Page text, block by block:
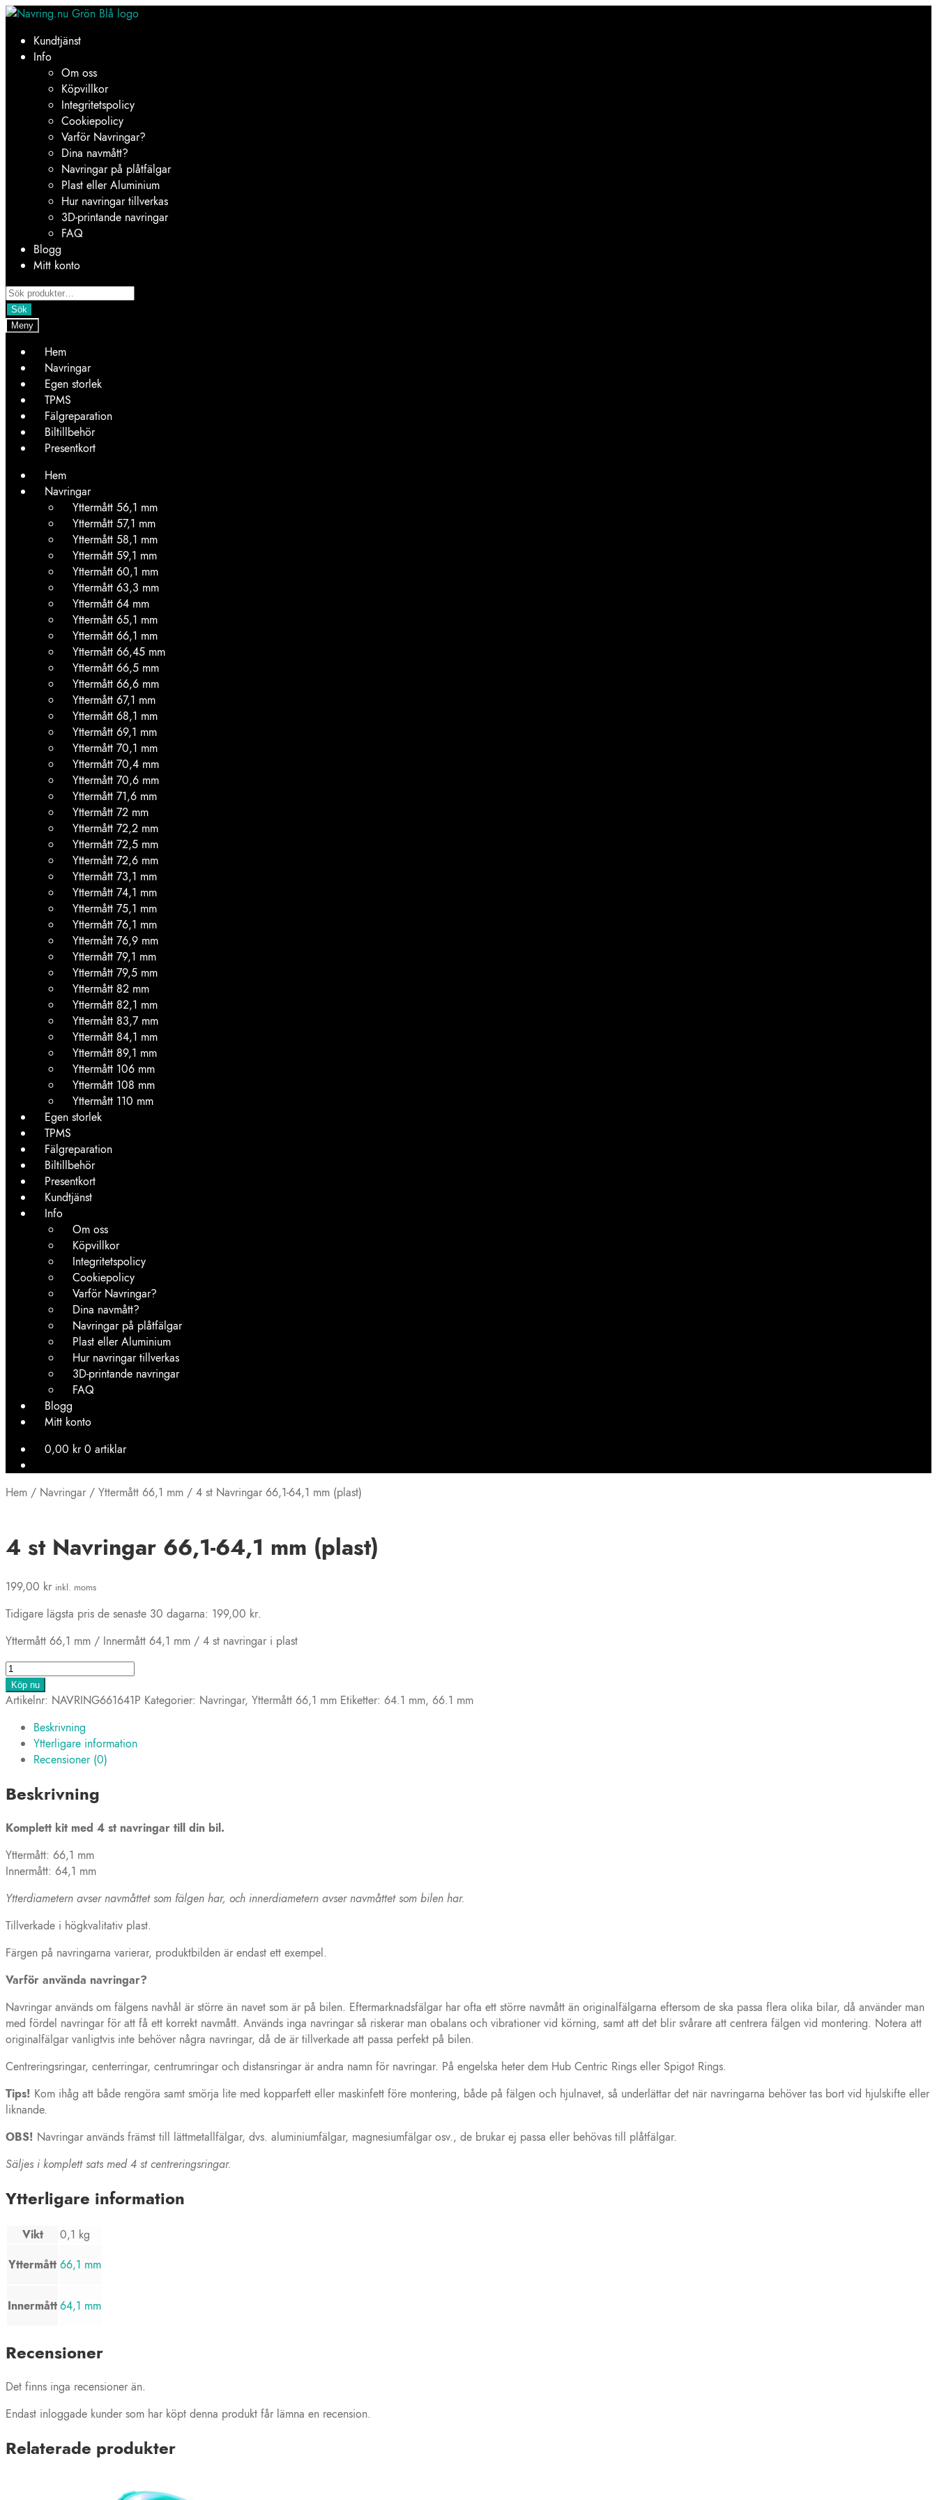
Hoppa
navigering
Hoppa
innehållKundtjänst
Info
Om oss
Köpvillkor
Integritetspolicy
Cookiepolicy
Varför Navringar?
Dina navmått?
Navringar på plåtfälgar
Plast eller Aluminium
Hur navringar tillverkas
3D-printande navringar
FAQ
Blogg
Mitt konto
Products
search
Sök
Meny
Hem
Navringar
Egen storlek
TPMS
Fälgreparation
Biltillbehör
Presentkort
Hem
Navringar
Yttermått 56,1 mm
Yttermått 57,1 mm
Yttermått 58,1 mm
Yttermått 59,1 mm
Yttermått 60,1 mm
Yttermått 63,3 mm
Yttermått 64 mm
Yttermått 65,1 mm
Yttermått 66,1 mm
Yttermått 66,45 mm
Yttermått 66,5 mm
Yttermått 66,6 mm
Yttermått 67,1 mm
Yttermått 68,1 mm
Yttermått 69,1 mm
Yttermått 70,1 mm
Yttermått 70,4 mm
Yttermått 70,6 mm
Yttermått 71,6 mm
Yttermått 72 mm
Yttermått 72,2 mm
Yttermått 72,5 mm
Yttermått 72,6 mm
Yttermått 73,1 mm
Yttermått 74,1 mm
Yttermått 75,1 mm
Yttermått 76,1 mm
Yttermått 76,9 mm
Yttermått 79,1 mm
Yttermått 79,5 mm
Yttermått 82 mm
Yttermått 82,1 mm
Yttermått 83,7 mm
Yttermått 84,1 mm
Yttermått 89,1 mm
Yttermått 106 mm
Yttermått 108 mm
Yttermått 110 mm
Egen storlek
TPMS
Fälgreparation
Biltillbehör
Presentkort
Kundtjänst
Info
Om oss
Köpvillkor
Integritetspolicy
Cookiepolicy
Varför Navringar?
Dina navmått?
Navringar på plåtfälgar
Plast eller Aluminium
Hur navringar tillverkas
3D-printande navringar
FAQ
Blogg
Mitt konto
0,00 kr 0 artiklar
Hem / Navringar/ Yttermått 66,1 mm / 4 st Navringar 66,1-64,1 mm (plast)
4 st Navringar 66,1-64,1 mm (plast)
199,00 kr inkl. moms
Tidigare lägsta pris de senaste 30 dagarna: 199,00 kr.
Yttermått 66,1 mm / Innermått 64,1 mm / 4 st navringar i plast
4
Navringar
64,1
mm
(plast)
Köp nu
Artikelnr: NAVRING661641P Kategorier: Navringar, Yttermått 66,1 mm Etiketter: 64.1 mm, 66.1 mm
Beskrivning
Ytterligare information
Recensioner (0)
Beskrivning
Komplett kit med 4 st navringar till din bil.
Yttermått: 66,1 mm
Innermått: 64,1 mm
Ytterdiametern avser navmåttet som fälgen har, och innerdiametern avser navmåttet som bilen har.
Tillverkade i högkvalitativ plast.
Färgen på navringarna varierar, produktbilden är endast ett exempel.
Varför använda navringar?
Navringar används om fälgens navhål är större än navet som är på bilen. Eftermarknadsfälgar har ofta ett större navmått än originalfälgarna eftersom de ska passa flera olika bilar, då använder man
med fördel navringar för att få ett korrekt navmått. Används inga navringar så riskerar man obalans och vibrationer vid körning, samt att det blir svårare att centrera fälgen vid montering. Notera att
originalfälgar vanligtvis inte behöver några navringar, då de är tillverkade att passa perfekt på bilen.
Centreringsringar, centerringar, centrumringar och distansringar är andra namn för navringar. På engelska heter dem Hub Centric Rings eller Spigot Rings.
Tips! Kom ihåg att både rengöra samt smörja lite med kopparfett eller maskinfett före montering, både på fälgen och hjulnavet, så underlättar det när navringarna behöver tas bort vid hjulskifte eller
liknande.
OBS! Navringar används främst till lättmetallfälgar, dvs. aluminiumfälgar, magnesiumfälgar osv., de brukar ej passa eller behövas till plåtfälgar.
Säljes i komplett sats med 4 st centreringsringar.
Ytterligare information
Vikt
0,1 kg
Yttermått 66,1 mm
Innermått64,1 mm
Recensioner
Det finns inga recensioner än.
Endast inloggade kunder som har köpt denna produkt får lämna en recension.
Relaterade produkter